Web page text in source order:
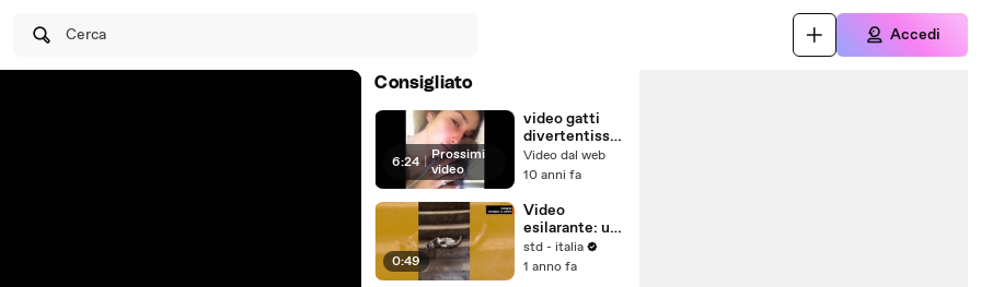
Cerca Accedi
Consigliato
6:24 | Prossimi
video
video gatti
divertentissi
mo da morire
da ridere
Video dal web
10 anni fa
0:49
Video
esilarante: un
gatto inventa
il modo più
std - italia
1 anno fa